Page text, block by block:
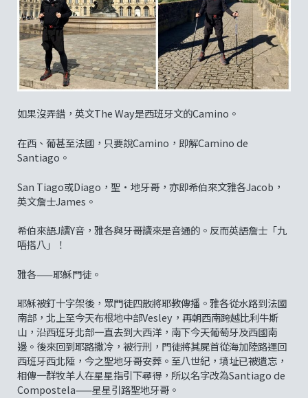
如果沒弄錯，英文The Way是西班牙文的Camino。
在西、葡甚至法國，只要說Camino，即解Camino de
Santiago。
San Tiago或Diago，聖•地牙哥，亦即希伯來文雅各Jacob，
英文詹士James。
希伯來語J讀Y音，雅各與牙哥讀來是音通的。反而英語詹士「九
唔搭八」！
雅各——耶穌門徒。
耶穌被釘十字架後，眾門徒四散將耶教傳播。雅各從水路到法國
南部，北上至今天布根地中部Vesley，再朝西南跨越比利牛斯
山，沿西班牙北部一直去到大西洋，南下今天葡萄牙及西國南
邊。後來回到耶路撒冷，被行刑，門徒將其屍首從海加陸路運回
西班牙西北陲，今之聖地牙哥安葬。至八世紀，墳址已被遺忘，
相傳一群牧羊人在星星指引下尋得，所以名字改為Santiago de
Compostela——星星引路聖地牙哥。